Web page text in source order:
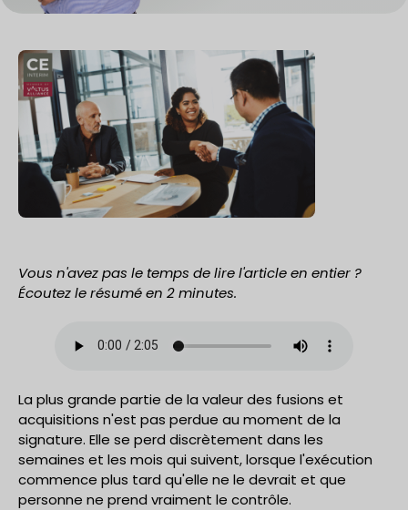
Vous n'avez pas le temps de lire l'article en entier ?
Écoutez le résumé en 2 minutes.
La plus grande partie de la valeur des fusions et
acquisitions n'est pas perdue au moment de la
signature. Elle se perd discrètement dans les
semaines et les mois qui suivent, lorsque l'exécution
commence plus tard qu'elle ne le devrait et que
personne ne prend vraiment le contrôle.